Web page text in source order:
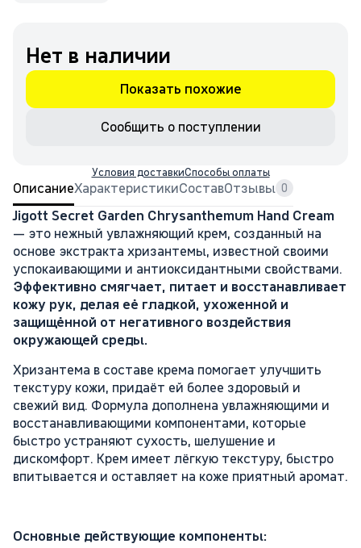
Нет в наличии
Показать похожие
Сообщить о поступлении
Условия доставкиСпособы оплаты
ОписаниеХарактеристикиСоставОтзывы 0
Jigott Secret Garden Chrysanthemum Hand Cream
— это нежный увлажняющий крем, созданный на
основе экстракта хризантемы, известной своими
успокаивающими и антиоксидантными свойствами.
Эффективно смягчает, питает и восстанавливает
кожу рук, делая её гладкой, ухоженной и
защищённой от негативного воздействия
окружающей среды.
Хризантема в составе крема помогает улучшить
текстуру кожи, придаёт ей более здоровый и
свежий вид. Формула дополнена увлажняющими и
восстанавливающими компонентами, которые
быстро устраняют сухость, шелушение и
дискомфорт. Крем имеет лёгкую текстуру, быстро
впитывается и оставляет на коже приятный аромат.
Основные действующие компоненты: